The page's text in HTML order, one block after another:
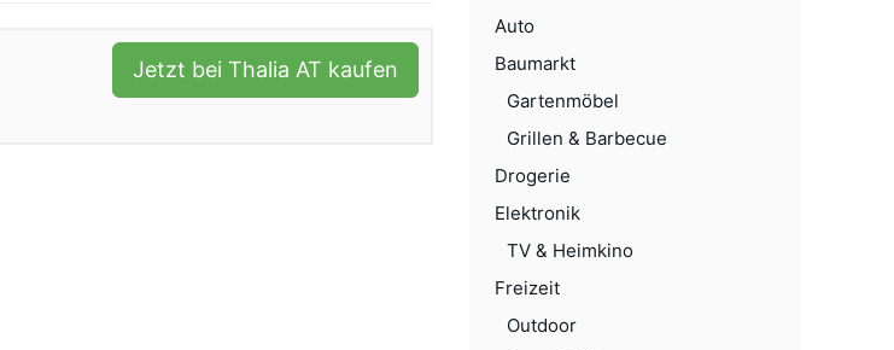
Jetzt bei Thalia AT kaufen
Auto
Baumarkt
Gartenmöbel
Grillen & Barbecue
Drogerie
Elektronik
TV & Heimkino
Freizeit
Outdoor